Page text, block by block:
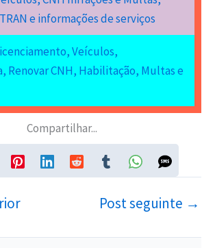
e informações de serviços
Veículos,
Renovar CNH, Habilitação, Multas e
Compartilhar...
Post seguinte →